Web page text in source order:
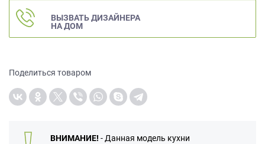
ВЫЗВАТЬ ДИЗАЙНЕРА
НА ДОМ
Поделиться товаром
ВНИМАНИЕ! - Данная модель кухни